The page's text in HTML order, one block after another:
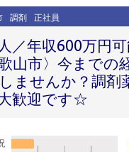
調剤 正社員
／年収600万円
山市〉今までの
ませんか？調剤
歓迎です☆